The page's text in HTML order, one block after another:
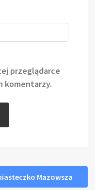
przeglądarce
komentarzy.
Mazowsza